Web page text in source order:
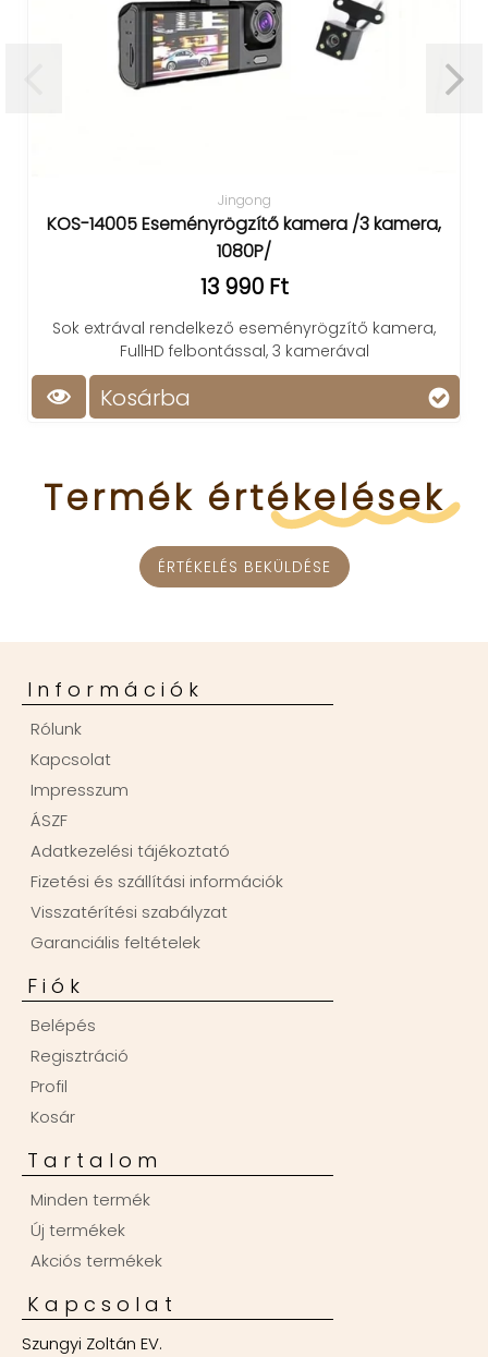
Jingong
KOS-14005 Eseményrögzítő kamera /3 kamera,
1080P/
13 990 Ft
Sok extrával rendelkező eseményrögzítő kamera,
FullHD felbontással, 3 kamerával
Kosárba
Termék értékelések
ÉRTÉKELÉS BEKÜLDÉSE
Információk
Rólunk
Kapcsolat
Impresszum
ÁSZF
Adatkezelési tájékoztató
Fizetési és szállítási információk
Visszatérítési szabályzat
Garanciális feltételek
Fiók
Belépés
Regisztráció
Profil
Kosár
Tartalom
Minden termék
Új termékek
Akciós termékek
Kapcsolat
Szungyi Zoltán EV.